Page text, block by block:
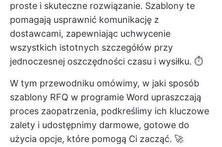
proste i skuteczne rozwiązanie. Szablony te
pomagają usprawnić komunikację z
dostawcami, zapewniając uchwycenie
wszystkich istotnych szczegółów przy
jednoczesnej oszczędności czasu i wysiłku. ⏱️
W tym przewodniku omówimy, w jaki sposób
szablony RFQ w programie Word upraszczają
proces zaopatrzenia, podkreślimy ich kluczowe
zalety i udostępnimy darmowe, gotowe do
użycia opcje, które pomogą Ci zacząć. 🚀